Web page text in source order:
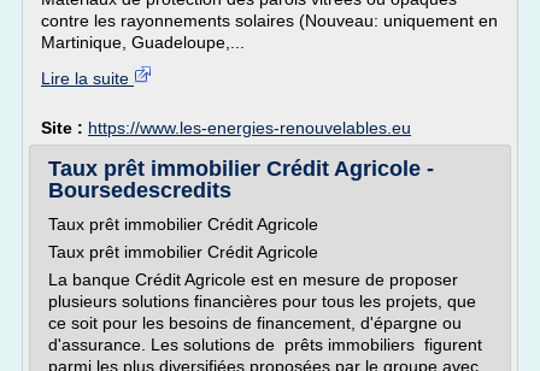
contre les rayonnements solaires (Nouveau: uniquement en
Martinique, Guadeloupe,...
Lire la suite
Site : https://www.les-energies-renouvelables.eu
Taux prêt immobilier Crédit Agricole -
Boursedescredits
Taux prêt immobilier Crédit Agricole
Taux prêt immobilier Crédit Agricole
La banque Crédit Agricole est en mesure de proposer
plusieurs solutions financières pour tous les projets, que
ce soit pour les besoins de financement, d'épargne ou
d'assurance. Les solutions de prêts immobiliers figurent
parmi les plus diversifiées proposées par le groupe avec